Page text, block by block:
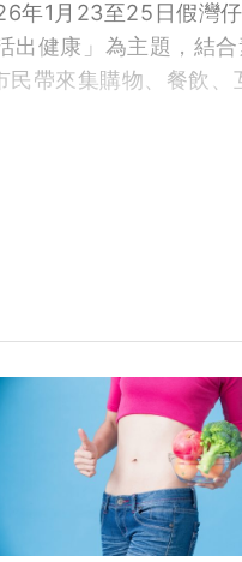
年1月23至25日假灣仔
出健康」為主題，結
帶來集購物、餐飲、